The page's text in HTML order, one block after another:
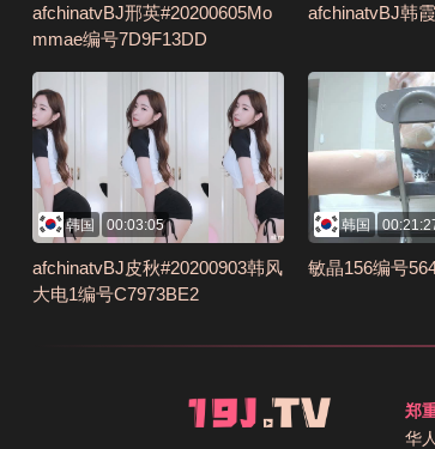
afchinatvBJ邢英#20200605Mo
mmae编号7D9F13DD
afchinatvBJ韩
韩国 00:03:05
afchinatvBJ皮秋#20200903韩风
大电1编号C7973BE2
韩国
敏晶156编号
郑
华